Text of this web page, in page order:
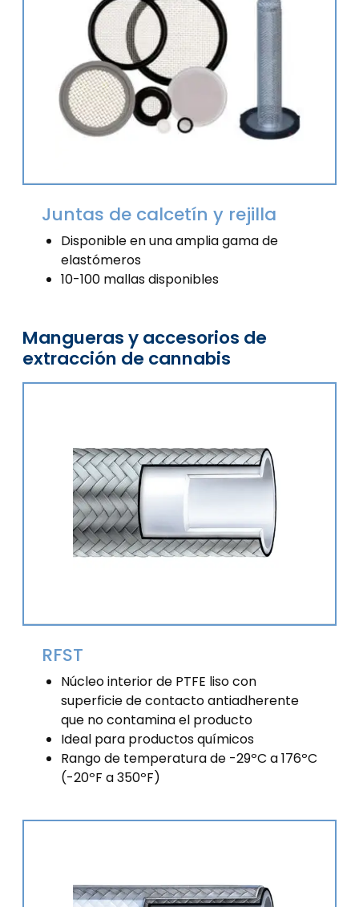
Juntas de calcetín y rejilla
Disponible en una amplia gama de
elastómeros
10-100 mallas disponibles
Mangueras y accesorios de
extracción de cannabis
RFST
Núcleo interior de PTFE liso con
superficie de contacto antiadherente
que no contamina el producto
Ideal para productos químicos
Rango de temperatura de -29ºC a 176ºC
(-20ºF a 350ºF)